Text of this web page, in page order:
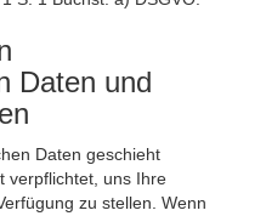
Daten und
Daten geschieht
verpflichtet, uns Ihre
zu stellen. Wenn